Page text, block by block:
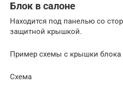
Блок в салоне
Находится под панелью со
защитной крышкой.
Пример схемы с крышки блока
Схема